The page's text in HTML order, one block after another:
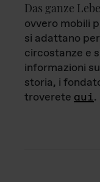
Das ganze
ovvero mobili
si adattano
circostanze e
informazioni
storia, i
troverete qui.